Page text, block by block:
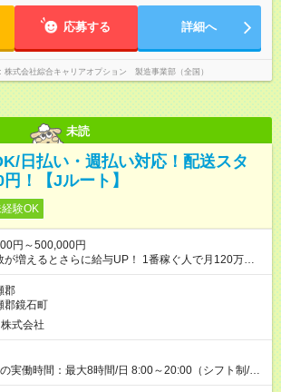
応募する 詳細へ
株式会社綜合キャリアオプション 製造事業部（全国）
未読
日払い・週払い対応！配送スタ
！【Jルート】
験OK
円～500,000円
増えるとさらに給与UP！ 1番稼ぐ人で月120万ほ
万円／週5日稼働 月
日稼働 ＜モデルイメージ＞ ■月収50万
/江東区在住)※元建築関係 1日150個配達×25日勤務
郡
郡鏡石町
式会社
実働時間：最大8時間/日 8:00～20:00（シフト制/実
※週5日勤務（場所次第では週4も有り） ※配達状況に